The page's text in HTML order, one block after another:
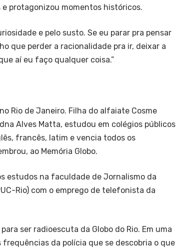
e protagonizou momentos históricos.
e pelo susto. Se eu parar pra pensar
que perder a racionalidade pra ir, deixar a
aí eu faço qualquer coisa.”
Rio de Janeiro. Filha do alfaiate Cosme
Alves Matta, estudou em colégios públicos
francês, latim e vencia todos os
ao Memória Globo.
estudos na faculdade de Jornalismo da
Rio) com o emprego de telefonista da
ser radioescuta da Globo do Rio. Em uma
da polícia que se descobria o que